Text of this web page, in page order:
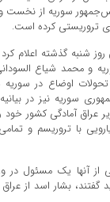
سوریه از
تروریستی کرده است.
شنبه گذشته اعلام
و محمد شیاع
اوضاع در سوریه
سوریه نیز در
عراق آمادگی کشور خود
با تروریسم و
از آنها یک مسئول در
گفتند، بشار اسد از